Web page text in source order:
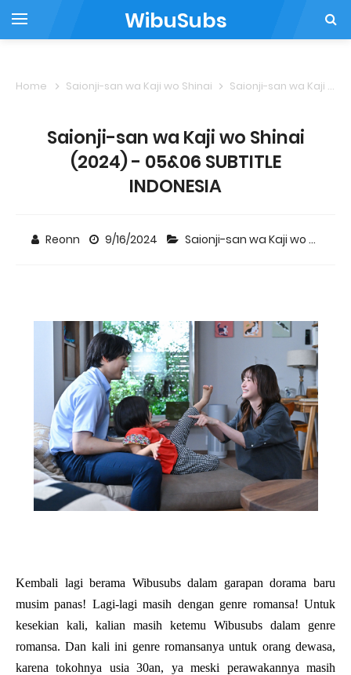
WibuSubs
Home Saionji-san wa Kaji wo Shinai Saionji-san wa Kaji wo Shinai (2024) - 05&06 SUBTITLE INDONESIA
Saionji-san wa Kaji wo Shinai
(2024) - 05&06 SUBTITLE
INDONESIA
Reonn 9/16/2024 Saionji-san wa Kaji wo Shinai
Kembali lagi berama Wibusubs dalam garapan dorama baru
musim panas! Lagi-lagi masih dengan genre romansa! Untuk
kesekian kali, kalian masih ketemu Wibusubs dalam genre
romansa. Dan kali ini genre romansanya untuk orang dewasa,
karena tokohnya usia 30an, ya meski perawakannya masih